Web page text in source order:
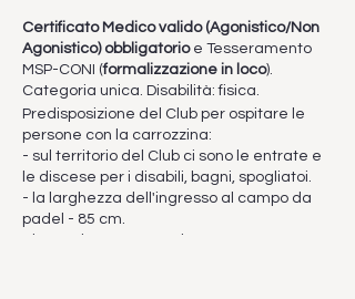
Certificato Medico valido (Agonistico/Non
Agonistico) obbligatorioe Tesseramento
MSP-CONI (formalizzazione in loco).
Categoria unica. Disabilità: fisica.
Predisposizione del Club per ospitare le
persone con la carrozzina:
- sul territorio del Club ci sono le entrate e
le discese per i disabili, bagni, spogliatoi.
- la larghezza dell'ingresso al campo da
padel - 85 cm.